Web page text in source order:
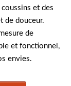
et des
de douceur.
de
et fonctionnel,
envies.